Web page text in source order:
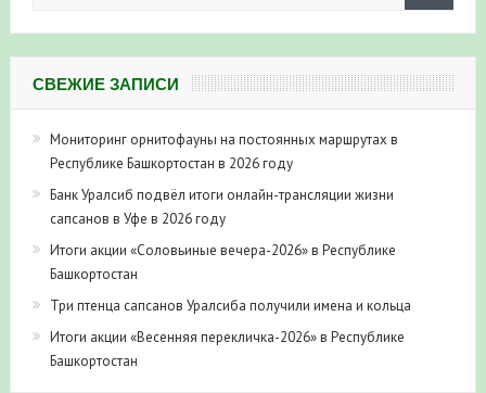
СВЕЖИЕ ЗАПИСИ
Мониторинг орнитофауны на постоянных маршрутах в
Республике Башкортостан в 2026 году
Банк Уралсиб подвёл итоги онлайн-трансляции жизни
сапсанов в Уфе в 2026 году
Итоги акции «Соловьиные вечера-2026» в Республике
Башкортостан
Три птенца сапсанов Уралсиба получили имена и кольца
Итоги акции «Весенняя перекличка-2026» в Республике
Башкортостан